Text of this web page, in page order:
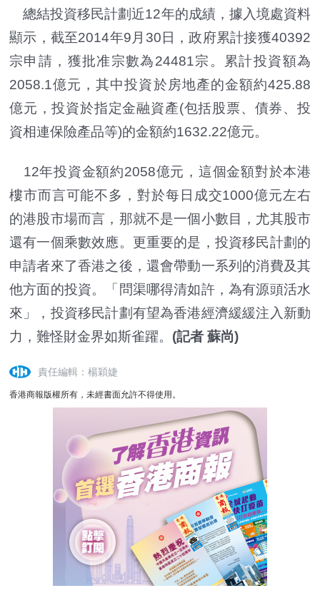
總結投資移民計劃近12年的成績，據入境處資料
顯示，截至2014年9月30日，政府累計接獲40392
宗申請，獲批准宗數為24481宗。累計投資額為
2058.1億元，其中投資於房地產的金額約425.88
億元，投資於指定金融資產(包括股票、債券、投
資相連保險產品等)的金額約1632.22億元。
12年投資金額約2058億元，這個金額對於本港
樓市而言可能不多，對於每日成交1000億元左右
的港股市場而言，那就不是一個小數目，尤其股市
還有一個乘數效應。更重要的是，投資移民計劃的
申請者來了香港之後，還會帶動一系列的消費及其
他方面的投資。「問渠哪得清如許，為有源頭活水
來」，投資移民計劃有望為香港經濟緩緩注入新動
力，難怪財金界如斯雀躍。 (記者 蘇尚)
責任編輯：楊穎婕
香港商報版權所有，未經書面允許不得使用。